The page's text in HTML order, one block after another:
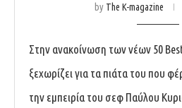
by The K-magazine
Στην ανακοίνωση των νέων 50
ξεχωρίζει για τα πιάτα του που
την εμπειρία του σεφ Παύλου